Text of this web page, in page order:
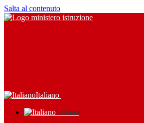
Salta al contenuto
Italiano
Italiano